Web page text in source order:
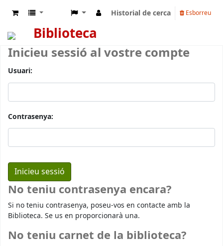
Historial de cerca Esborreu
Biblioteca
Inicieu sessió al vostre compte
Usuari:
Contrasenya:
No teniu contrasenya encara?
Si no teniu contrasenya, poseu-vos en contacte amb la
Biblioteca. Se us en proporcionarà una.
No teniu carnet de la biblioteca?